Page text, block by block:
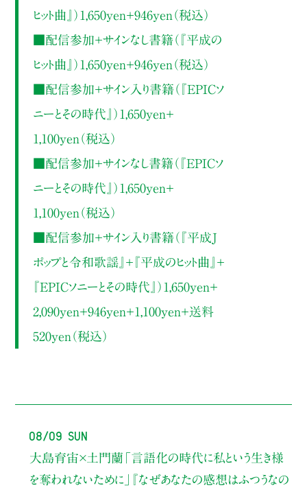
ヒット曲』）1,650yen＋946yen（税込）
■配信参加＋サインなし書籍（『平成の
ヒット曲』）1,650yen＋946yen（税込）
■配信参加＋サイン入り書籍（『EPICソ
ニーとその時代』）1,650yen＋
1,100yen（税込）
■配信参加＋サインなし書籍（『EPICソ
ニーとその時代』）1,650yen＋
1,100yen（税込）
■配信参加＋サイン入り書籍（『平成Ｊ
ポップと令和歌謡』＋『平成のヒット曲』＋
『EPICソニーとその時代』）1,650yen＋
2,090yen＋946yen＋1,100yen＋送料
520yen（税込）
08/09 Sun
大島育宙×土門蘭 「言語化の時代に私という生き様
を奪われないために」
『なぜあなたの感想はふつうなの